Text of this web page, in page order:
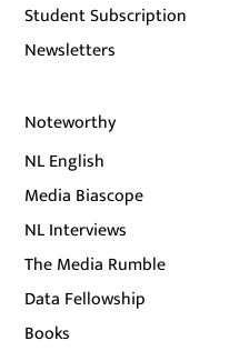
Student Subscription
Newsletters
Noteworthy
NL English
Media Biascope
NL Interviews
The Media Rumble
Data Fellowship
Books